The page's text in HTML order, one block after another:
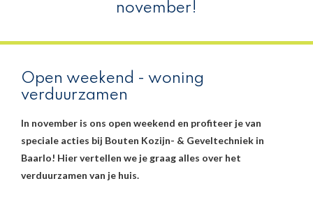
november!
Open weekend - woning
verduurzamen
In november is ons open weekend en profiteer je van
speciale acties bij Bouten Kozijn- & Geveltechniek in
Baarlo! Hier vertellen we je graag alles over het
verduurzamen van je huis.